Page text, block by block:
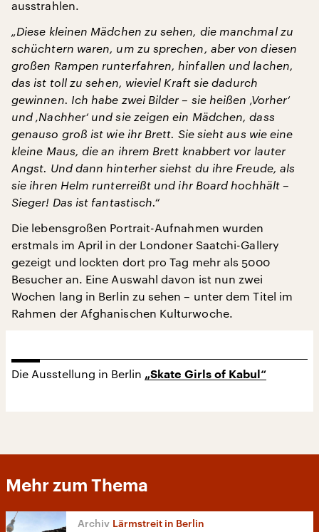
ausstrahlen.
„Diese kleinen Mädchen zu sehen, die manchmal zu
schüchtern waren, um zu sprechen, aber von diesen
großen Rampen runterfahren, hinfallen und lachen,
das ist toll zu sehen, wieviel Kraft sie dadurch
gewinnen. Ich habe zwei Bilder – sie heißen ‚Vorher‘
und ‚Nachher‘ und sie zeigen ein Mädchen, dass
genauso groß ist wie ihr Brett. Sie sieht aus wie eine
kleine Maus, die an ihrem Brett knabbert vor lauter
Angst. Und dann hinterher siehst du ihre Freude, als
sie ihren Helm runterreißt und ihr Board hochhält –
Sieger! Das ist fantastisch.“
Die lebensgroßen Portrait-Aufnahmen wurden
erstmals im April in der Londoner Saatchi-Gallery
gezeigt und lockten dort pro Tag mehr als 5000
Besucher an. Eine Auswahl davon ist nun zwei
Wochen lang in Berlin zu sehen – unter dem Titel im
Rahmen der Afghanischen Kulturwoche.
Die Ausstellung in Berlin „Skate Girls of Kabul“
Mehr zum Thema
Lärmstreit in Berlin